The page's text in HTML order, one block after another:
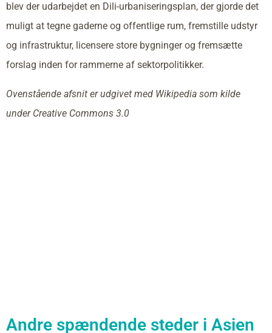
blev der udarbejdet en Dili-urbaniseringsplan, der gjorde det
muligt at tegne gaderne og offentlige rum, fremstille udstyr
og infrastruktur, licensere store bygninger og fremsætte
forslag inden for rammerne af sektorpolitikker.
Ovenstående afsnit er udgivet med Wikipedia som kilde
under Creative Commons 3.0
Andre spændende steder i Asien